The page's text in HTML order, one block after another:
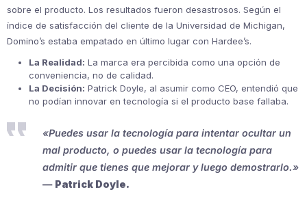
sobre el producto. Los resultados fueron desastrosos. Según el
índice de satisfacción del cliente de la Universidad de Michigan,
Domino’s estaba empatado en último lugar con Hardee’s.
La Realidad: La marca era percibida como una opción de
conveniencia, no de calidad.
La Decisión: Patrick Doyle, al asumir como CEO, entendió que
no podían innovar en tecnología si el producto base fallaba.
«Puedes usar la tecnología para intentar ocultar un
mal producto, o puedes usar la tecnología para
admitir que tienes que mejorar y luego demostrarlo.»
— Patrick Doyle.